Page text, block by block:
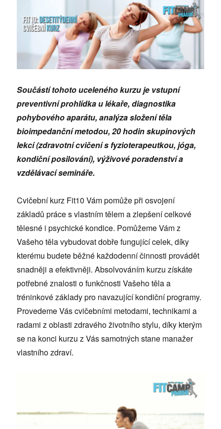
Součástí tohoto uceleného kurzu je vstupní
preventivní prohlídka u lékaře, diagnostika
pohybového aparátu, analýza složení těla
bioimpedanční metodou, 20 hodin skupinových
lekcí (zdravotní cvičení s fyzioterapeut­kou, jóga,
kondiční posilování), výživové poradenství a
vzdělávací semináře.
Cvičební kurz Fit10 Vám pomůže při osvojení
základů práce s vlastním tělem a zlepšení celkové
tělesné i psy­chické kondice. Pomůžeme Vám z
Vašeho těla vybu­dovat dobře fungující celek, díky
kterému budete běžné každodenní činnosti provádět
snadněji a efektivněji. Ab­solvováním kurzu získáte
potřebné znalosti o funkčnos­ti Vašeho těla a
tréninkové základy pro navazující kon­diční programy.
Provedeme Vás cvičebními metodami, technikami a
radami z oblasti zdravého životního stylu, díky kterým
se na konci kurzu z Vás samotných stane manažer
vlastního zdraví.